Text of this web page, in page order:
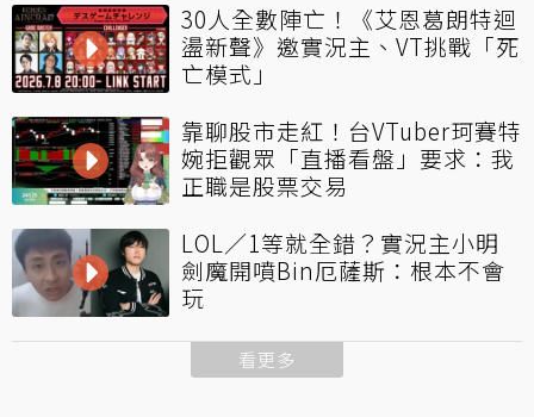
30人全數陣亡！《艾恩葛朗特迴
盪新聲》邀實況主、VT挑戰「死
亡模式」
靠聊股市走紅！台VTuber珂賽特
婉拒觀眾「直播看盤」要求：我
正職是股票交易
LOL／1等就全錯？實況主小明
劍魔開噴Bin厄薩斯：根本不會
玩
看更多